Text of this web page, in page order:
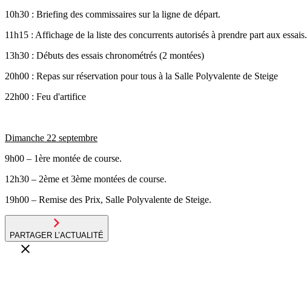
10h30 : Briefing des commissaires sur la ligne de départ.
11h15 : Affichage de la liste des concurrents autorisés à prendre part aux essais.
13h30 : Débuts des essais chronométrés (2 montées)
20h00 : Repas sur réservation pour tous à la Salle Polyvalente de Steige
22h00 : Feu d'artifice
Dimanche 22 septembre
9h00 – 1ère montée de course.
12h30 – 2ème et 3ème montées de course.
19h00 – Remise des Prix, Salle Polyvalente de Steige.
PARTAGER L’ACTUALITÉ